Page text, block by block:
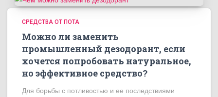
СРЕДСТВА ОТ ПОТА
Можно ли заменить
промышленный дезодорант, если
хочется попробовать натуральное,
но эффективное средство?
Для борьбы с потливостью и ее последствиями